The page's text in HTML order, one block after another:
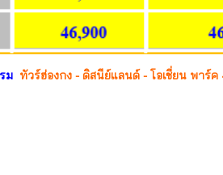
ม ทัวร์ฮ่องกง - ดิสนีย์แลนด์ - โอเชี่ยน พาร์ค